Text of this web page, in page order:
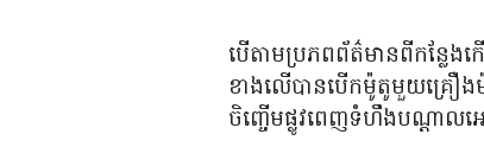
បើតាមប្រភពព័ត៌មានពីកន្លែង
ខាងលើបានបើកម៉ូតូមួយគ្រឿ
ចិញ្ចើមផ្លូវពេញទំហឹងបណ្ដាល